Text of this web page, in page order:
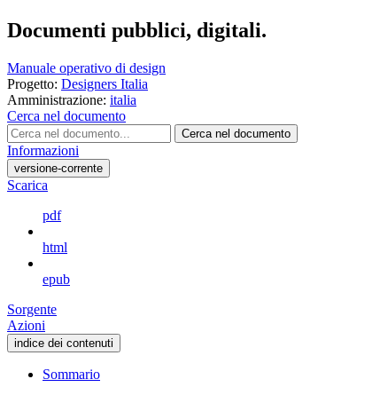
Documenti pubblici, digitali.
Manuale operativo di design
Progetto: Designers Italia
Amministrazione: italia
Cerca nel documento
Cerca nel documento
Informazioni
versione-corrente
Scarica
pdf
html
epub
Sorgente
Azioni
indice dei contenuti
Sommario